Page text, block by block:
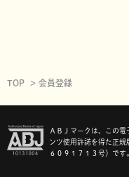
TOP 会員登録
ＡＢＪマークは、この
ンツ使用許諾を得た正
６０９１７１３号）です。